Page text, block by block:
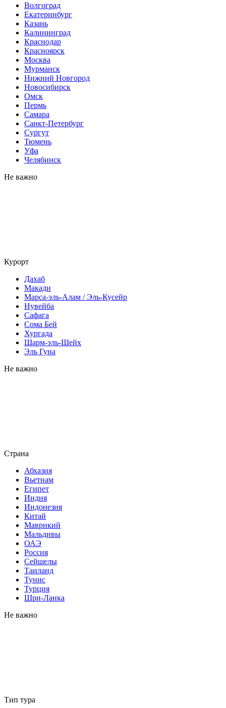
Волгоград
Екатеринбург
Казань
Калининград
Краснодар
Красноярск
Москва
Мурманск
Нижний Новгород
Новосибирск
Омск
Пермь
Самара
Санкт-Петербург
Сургут
Тюмень
Уфа
Челябинск
Не важно
Курорт
Дахаб
Макади
Марса-эль-Алам / Эль-Кусейр
Нувейба
Сафага
Сома Бей
Хургада
Шарм-эль-Шейх
Эль Гуна
Не важно
Страна
Абхазия
Вьетнам
Египет
Индия
Индонезия
Китай
Маврикий
Мальдивы
ОАЭ
Россия
Сейшелы
Таиланд
Тунис
Турция
Шри-Ланка
Не важно
Тип тура